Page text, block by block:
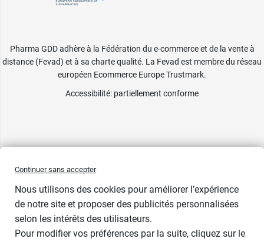
Pharma GDD adhère à la Fédération du e-commerce et de la vente à
distance (Fevad) et à sa charte qualité. La Fevad est membre du réseau
européen Ecommerce Europe Trustmark.
Accessibilité: partiellement conforme
Continuer sans accepter
Nous utilisons des cookies pour améliorer l’expérience
de notre site et proposer des publicités personnalisées
selon les intérêts des utilisateurs.
Pour modifier vos préférences par la suite, cliquez sur le